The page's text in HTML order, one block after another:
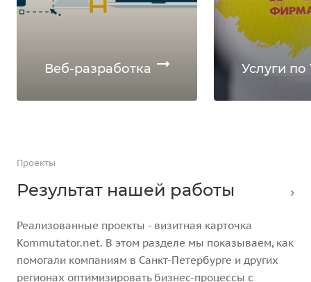
Веб-разработка Услуги по
Проекты
Результат нашей работы
Реализованные проекты - визитная карточка
Kommutator.net. В этом разделе мы показываем, как
помогали компаниям в Санкт-Петербурге и других
регионах оптимизировать бизнес-процессы с